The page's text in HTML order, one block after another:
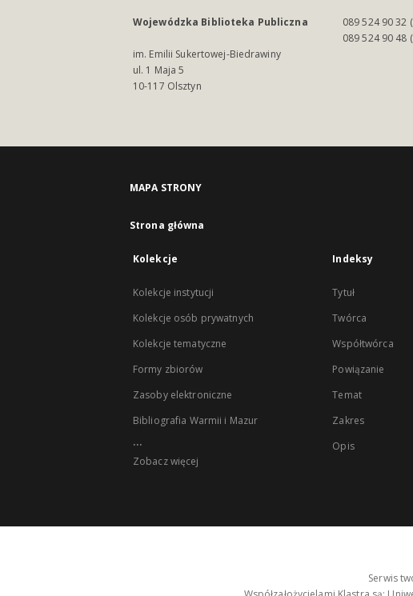
Wojewódzka Biblioteka Publiczna
im. Emilii Sukertowej-Biedrawiny
ul. 1 Maja 5
10-117 Olsztyn
089 524 90 32
089 524 90 48
MAPA STRONY
Strona główna
Kolekcje
Kolekcje instytucji
Kolekcje osób prywatnych
Kolekcje tematyczne
Formy zbiorów
Zasoby elektroniczne
Bibliografia Warmii i Mazur
...
Zobacz więcej
Indeksy
Tytuł
Twórca
Współtwórca
Powiązanie
Temat
Zakres
Opis
Serwis